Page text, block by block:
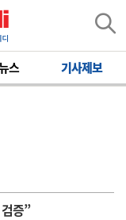
스 기사제보
증”